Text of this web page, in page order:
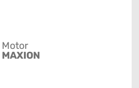
Motor
MAXION